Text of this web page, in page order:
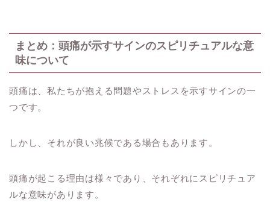
まとめ：頭痛が示すサインのスピリチュアルな意
味について
頭痛は、私たちが抱える問題やストレスを示すサインの一
つです。
しかし、それが良い兆候である場合もあります。
頭痛が起こる理由は様々であり、それぞれにスピリチュア
ルな意味があります。